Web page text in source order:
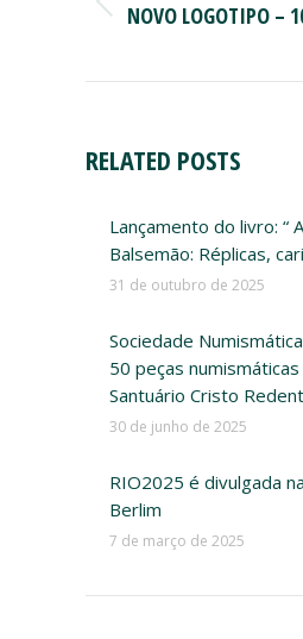
Post
NOVO LOGOTIPO –
RELATED POSTS
Lançamento do livro: “
Balsemão: Réplicas,
31 de outubro de 2025
Sociedade
50 peças
Santuário Cristo
30 de junho de 2025
RIO2025 é divulgada
Berlim
7 de março de 2025